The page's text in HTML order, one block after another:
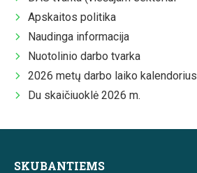
Apskaitos politika
Naudinga informacija
Nuotolinio darbo tvarka
2026 metų darbo laiko kalendorius
Du skaičiuoklė 2026 m.
SKUBANTIEMS